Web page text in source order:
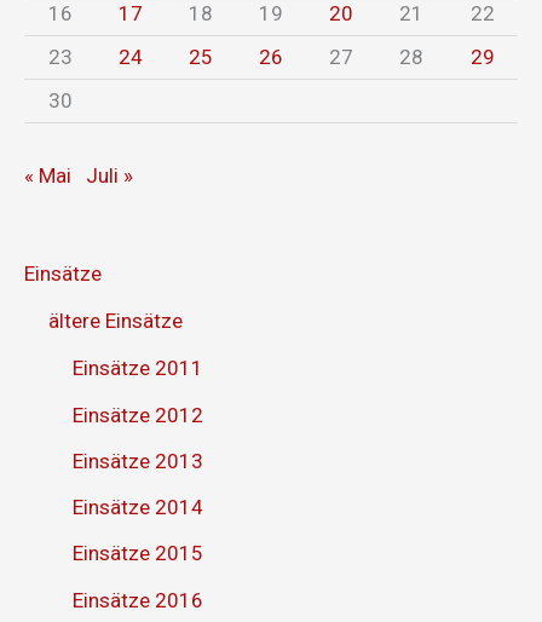
16
17 18 19 20 21
22
23
24 25 26 27 28
29
30
« Mai Juli »
Einsätze
ältere Einsätze
Einsätze 2011
Einsätze 2012
Einsätze 2013
Einsätze 2014
Einsätze 2015
Einsätze 2016